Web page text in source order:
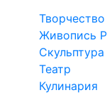
Творчество
Живопись
Скульптура
Театр
Кулинария